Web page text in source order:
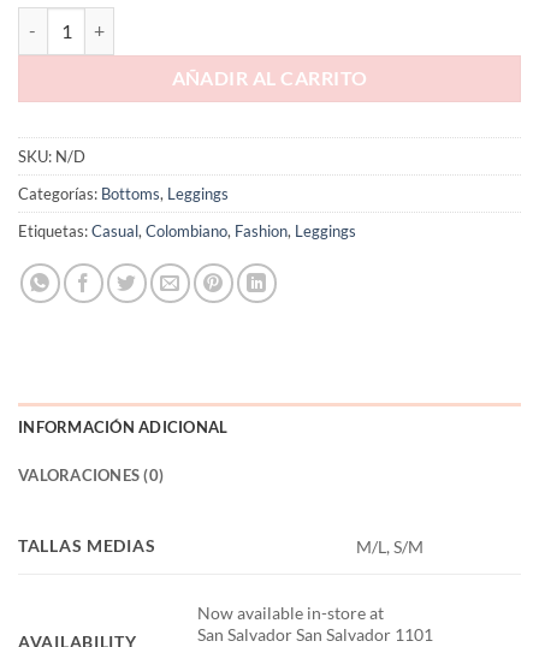
AÑADIR AL CARRITO
SKU: N/D
Categorías: Bottoms, Leggings
Etiquetas:Casual, Colombiano, Fashion, Leggings
INFORMACIÓN ADICIONAL
VALORACIONES (0)
TALLAS MEDIAS M/L, S/M
AVAILABILITY
Now available in-store at
San Salvador San Salvador 1101